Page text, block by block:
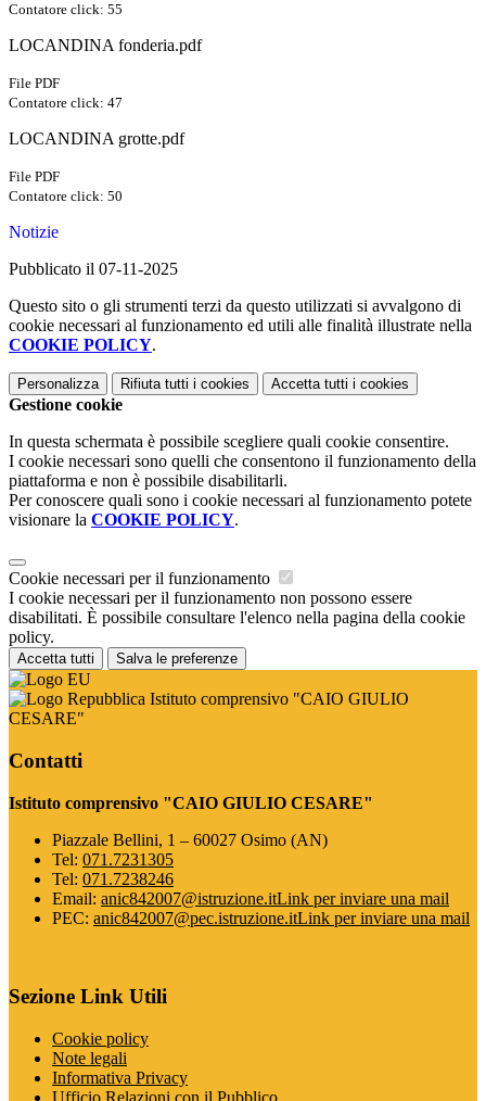
Contatore click: 55
LOCANDINA fonderia.pdf
File PDF
Contatore click: 47
LOCANDINA grotte.pdf
File PDF
Contatore click: 50
Notizie
Pubblicato il 07-11-2025
Questo sito o gli strumenti terzi da questo utilizzati si avvalgono di
cookie necessari al funzionamento ed utili alle finalità illustrate nella
COOKIE POLICY.
Personalizza Rifiuta tutti i cookies Accetta tutti i cookies
Gestione cookie
In questa schermata è possibile scegliere quali cookie consentire.
I cookie necessari sono quelli che consentono il funzionamento della
piattaforma e non è possibile disabilitarli.
Per conoscere quali sono i cookie necessari al funzionamento potete
visionare la COOKIE POLICY.
Cookie necessari per il funzionamento
I cookie necessari per il funzionamento non possono essere
disabilitati. È possibile consultare l'elenco nella pagina della cookie
policy.
Accetta tutti Salva le preferenze
Istituto comprensivo "CAIO GIULIO
CESARE"
Contatti
Istituto comprensivo "CAIO GIULIO CESARE"
Piazzale Bellini, 1 – 60027 Osimo (AN)
Tel: 071.7231305
Tel: 071.7238246
Email: anic842007@istruzione.itLink per inviare una mail
PEC: anic842007@pec.istruzione.itLink per inviare una mail
Sezione Link Utili
Cookie policy
Note legali
Informativa Privacy
Ufficio Relazioni con il Pubblico